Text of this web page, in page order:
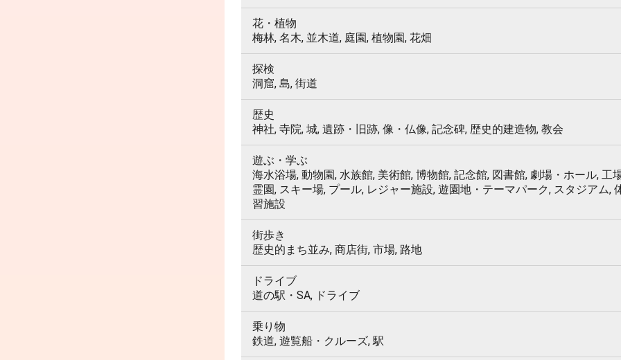
花・植物
梅林, 名木, 並木道, 庭園, 植物園, 花畑
探検
洞窟, 島, 街道
歴史
神社, 寺院, 城, 遺跡・旧跡, 像・仏像, 記念碑, 歴史的建造物, 教会
遊ぶ・学ぶ
海水浴場, 動物園, 水族館, 美術館, 博物館, 記念館, 図書館, 劇場・ホール, 工
霊園, スキー場, プール, レジャー施設, 遊園地・テーマパーク, スタジアム,
習施設
街歩き
歴史的まち並み, 商店街, 市場, 路地
ドライブ
道の駅・SA, ドライブ
乗り物
鉄道, 遊覧船・クルーズ, 駅